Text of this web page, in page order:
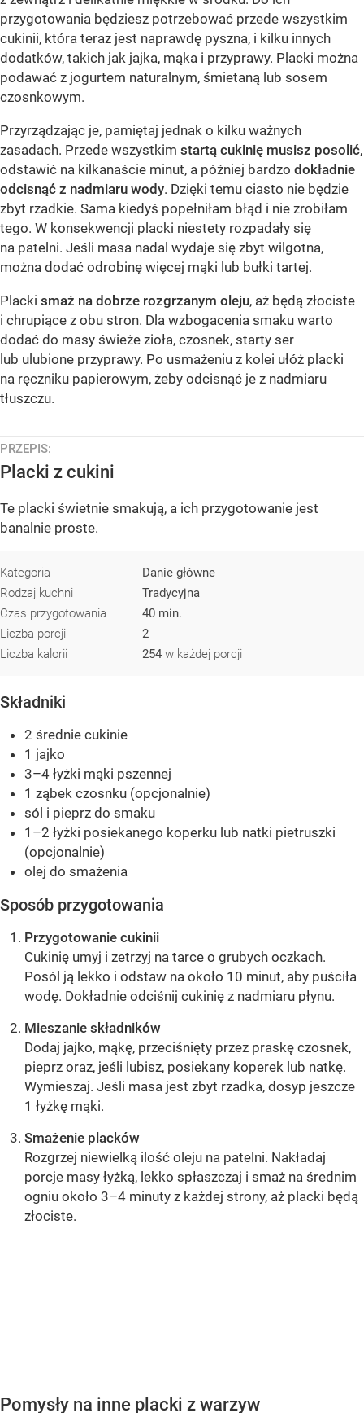
przygotowania będziesz potrzebować przede wszystkim
cukinii, która teraz jest naprawdę pyszna, i kilku innych
dodatków, takich jak jajka, mąka i przyprawy. Placki można
podawać z jogurtem naturalnym, śmietaną lub sosem
czosnkowym.
Przyrządzając je, pamiętaj jednak o kilku ważnych
zasadach. Przede wszystkim startą cukinię musisz posolić,
odstawić na kilkanaście minut, a później bardzo dokładnie
odcisnąć z nadmiaru wody. Dzięki temu ciasto nie będzie
zbyt rzadkie. Sama kiedyś popełniłam błąd i nie zrobiłam
tego. W konsekwencji placki niestety rozpadały się
na patelni. Jeśli masa nadal wydaje się zbyt wilgotna,
można dodać odrobinę więcej mąki lub bułki tartej.
Placki smaż na dobrze rozgrzanym oleju, aż będą złociste
i chrupiące z obu stron. Dla wzbogacenia smaku warto
dodać do masy świeże zioła, czosnek, starty ser
lub ulubione przyprawy. Po usmażeniu z kolei ułóż placki
na ręczniku papierowym, żeby odcisnąć je z nadmiaru
tłuszczu.
PRZEPIS:
Placki z cukini
Te placki świetnie smakują, a ich przygotowanie jest
banalnie proste.
Kategoria
Danie główne
Rodzaj kuchni
Tradycyjna
Czas przygotowania
40 min.
Liczba porcji
2
Liczba kalorii
254 w każdej porcji
Składniki
2 średnie cukinie
1 jajko
3–4 łyżki mąki pszennej
1 ząbek czosnku (opcjonalnie)
sól i pieprz do smaku
1–2 łyżki posiekanego koperku lub natki pietruszki
(opcjonalnie)
olej do smażenia
Sposób przygotowania
Przygotowanie cukinii
Cukinię umyj i zetrzyj na tarce o grubych oczkach.
Posól ją lekko i odstaw na około 10 minut, aby puściła
wodę. Dokładnie odciśnij cukinię z nadmiaru płynu.
Mieszanie składników
Dodaj jajko, mąkę, przeciśnięty przez praskę czosnek,
pieprz oraz, jeśli lubisz, posiekany koperek lub natkę.
Wymieszaj. Jeśli masa jest zbyt rzadka, dosyp jeszcze
1 łyżkę mąki.
Smażenie placków
Rozgrzej niewielką ilość oleju na patelni. Nakładaj
porcje masy łyżką, lekko spłaszczaj i smaż na średnim
ogniu około 3–4 minuty z każdej strony, aż placki będą
złociste.
Pomysły na inne placki z warzyw